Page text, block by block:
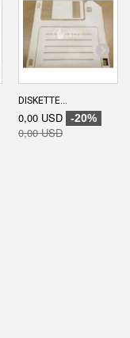
DISKETTE...
0,00 USD -20%
0,00 USD